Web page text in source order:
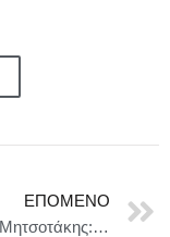
ΕΠΌΜΕΝΟ
Κυριάκος Μητσοτάκης: «Η Τουρκία να ανακαλέσει το casus belli»